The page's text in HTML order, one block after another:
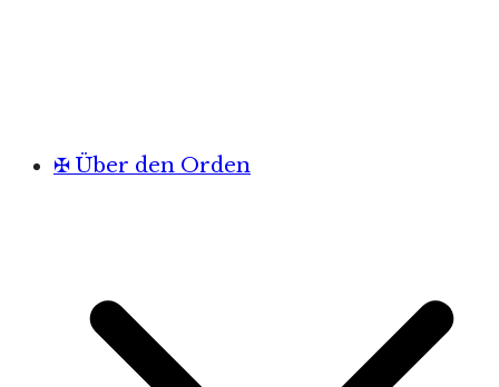
✠ Über den Orden